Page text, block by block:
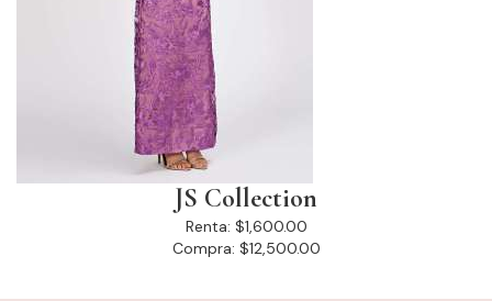
JS Collection
Renta: $1,600.00
Compra: $12,500.00